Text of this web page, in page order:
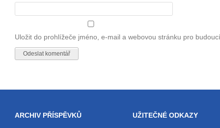
Uložit do prohlížeče jméno, e-mail a webovou stránku pro
ARCHIV PŘÍSPĚVKŮ UŽITEČNÉ ODKAZY